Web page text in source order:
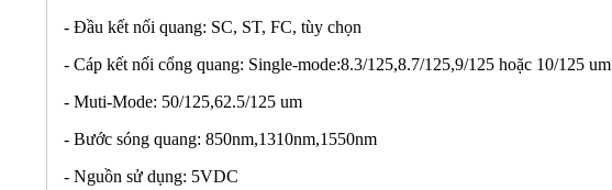
- Đầu kết nối quang: SC, ST, FC, tùy chọn
- Cáp kết nối cổng quang: Single-mode:8.3/125,8.7/125,9/125 hoặc 10/125 um
- Muti-Mode: 50/125,62.5/125 um
- Bước sóng quang: 850nm,1310nm,1550nm
- Nguồn sử dụng: 5VDC